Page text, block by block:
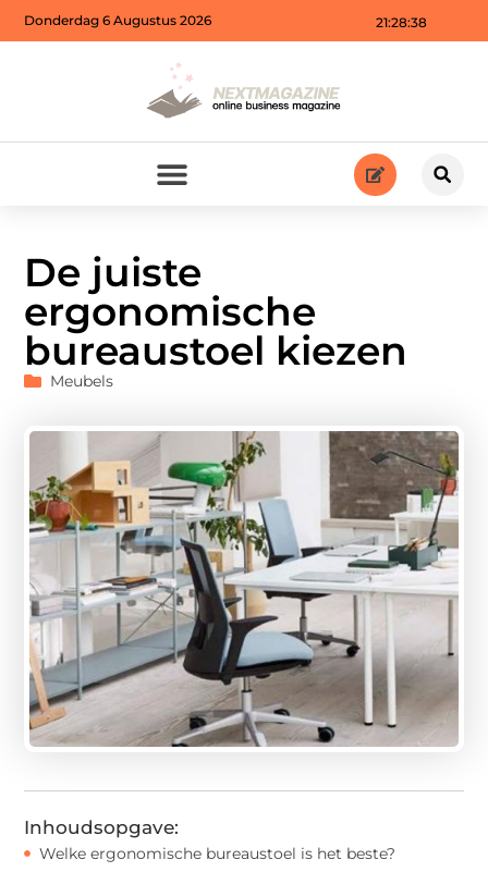
21:28:39
Donderdag 6 Augustus 2026
De juiste
ergonomische
bureaustoel kiezen
Meubels
Inhoudsopgave:
Welke ergonomische bureaustoel is het beste?